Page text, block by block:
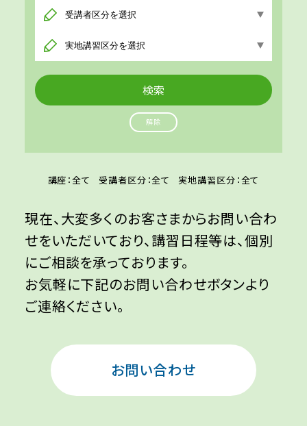
解除
講座：全て 受講者区分：全て 実地講習区分：全て
現在、大変多くのお客さまからお問い合わ
せをいただいており、講習日程等は、個別
にご相談を承っております。
お気軽に下記のお問い合わせボタンより
ご連絡ください。
お問い合わせ